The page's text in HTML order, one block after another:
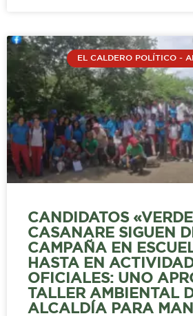
EL CALDERO POLÍTICO -
CANDIDATOS
CASANARE SIGUEN
CAMPAÑA EN
HASTA EN
OFICIALES: UNO
TALLER AMBIENTAL
ALCALDÍA PARA